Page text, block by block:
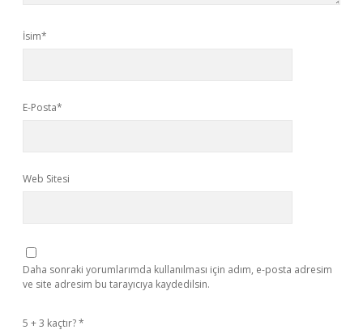
İsim*
E-Posta*
Web Sitesi
Daha sonraki yorumlarımda kullanılması için adım, e-posta adresim
ve site adresim bu tarayıcıya kaydedilsin.
5 + 3 kaçtır?*